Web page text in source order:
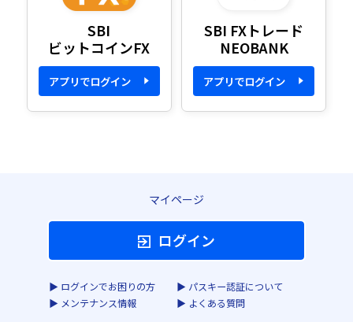
SBI
ビットコインFX
アプリでログイン
SBI FXトレード
NEOBANK
アプリでログイン
マイページ
ログイン
▶︎ ログインでお困りの方
▶︎ パスキー認証について
▶︎ メンテナンス情報
▶︎ よくある質問